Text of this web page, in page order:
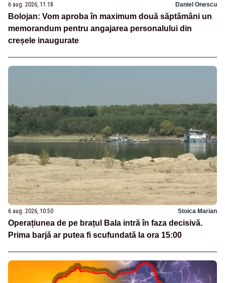
6 aug. 2026, 11:18 Daniel Onescu
Bolojan: Vom aproba în maximum două săptămâni un
memorandum pentru angajarea personalului din
creșele inaugurate
6 aug. 2026, 10:50 Stoica Marian
Operațiunea de pe brațul Bala intră în faza decisivă.
Prima barjă ar putea fi scufundată la ora 15:00